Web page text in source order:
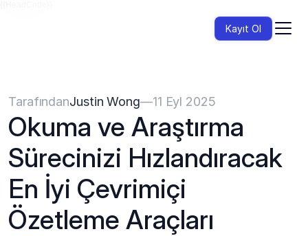
Kayıt Ol
TarafındanJustin Wong—11 Eyl 2025
Okuma ve Araştırma
Sürecinizi Hızlandıracak
En İyi Çevrimiçi
Özetleme Araçları